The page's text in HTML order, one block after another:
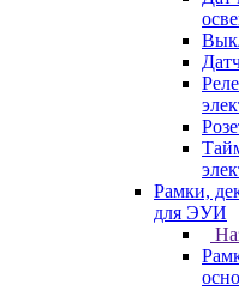
Рамки,
для ЭУИ